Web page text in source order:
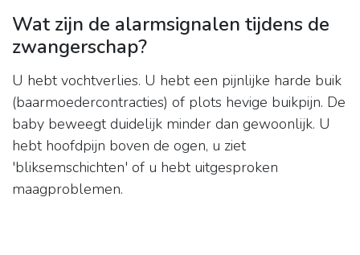
Wat zijn de alarmsignalen tijdens de
zwangerschap?
U hebt vochtverlies. U hebt een pijnlijke harde buik
(baarmoedercontracties) of plots hevige buikpijn. De
baby beweegt duidelijk minder dan gewoonlijk. U
hebt hoofdpijn boven de ogen, u ziet
'bliksemschichten' of u hebt uitgesproken
maagproblemen.